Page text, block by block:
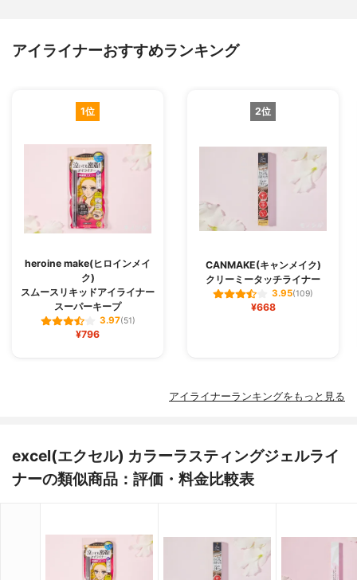
アイライナーおすすめランキング
1位
heroine make(ヒロインメイ
ク)
スムースリキッドアイライナー
スーパーキープ
3.97(51)
¥796
2位
CANMAKE(キャンメイク)
クリーミータッチライナー
3.95(109)
¥668
アイライナーランキングをもっと見る
excel(エクセル) カラーラスティングジェルライ
ナーの類似商品：評価・料金比較表